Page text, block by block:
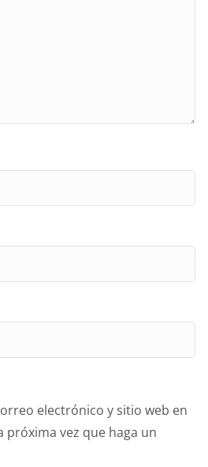
electrónico y sitio web en
próxima vez que haga un